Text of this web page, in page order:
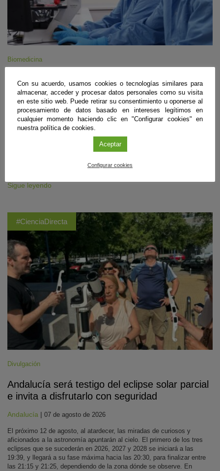
Biomedicina
Diseñan unas ‘tijeras moleculares’ que frenan
la infección del VIH en células de laboratorio
Granada|09 de agosto de 2026
Un equipo internacional del que forma parte el Instituto de Parasitología
y Biomedicina ‘López-Neyra’ (IPBLN-CSIC) ha empleado edición
genética para eliminar gran parte del ADN infeccioso en hasta el 97%
de células intervenidas en laboratorio. El estudio, aún en fase pre-
clínica, muestra que los cortes deben realizarse casi a la vez para
Sigue leyendo
#CienciaDirecta
Divulgación
Andalucía será testigo del eclipse solar parcial
e invita a disfrutarlo con seguridad
Andalucía | 07 de agosto de 2026
El próximo 12 de agosto, al atardecer, las miradas de curiosos y
aficionados a la astronomía apuntarán al cielo. El primero de los tres
eclipses que se sucederán en 2026, 2027 y 2028 se iniciará a las
19:39, y llegará a su fase máxima hacia las 20:30, para finalizar entre
las 21:15 y 21:25, dependiendo de la zona dónde se observe. En
Con su acuerdo, usamos cookies o tecnologías similares para
almacenar, acceder y procesar datos personales como su visita
en este sitio web. Puede retirar su consentimiento u oponerse al
procesamiento de datos basado en intereses legítimos en
cualquier momento haciendo clic en "Configurar cookies" en
nuestra política de cookies.
Aceptar
Configurar cookies